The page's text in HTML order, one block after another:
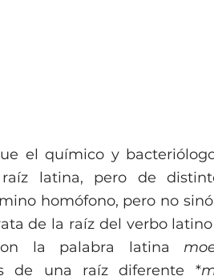
el químico y
raíz latina, pero de
homófono, pero no
de la raíz del verbo latino
la palabra latina
de una raíz diferente *